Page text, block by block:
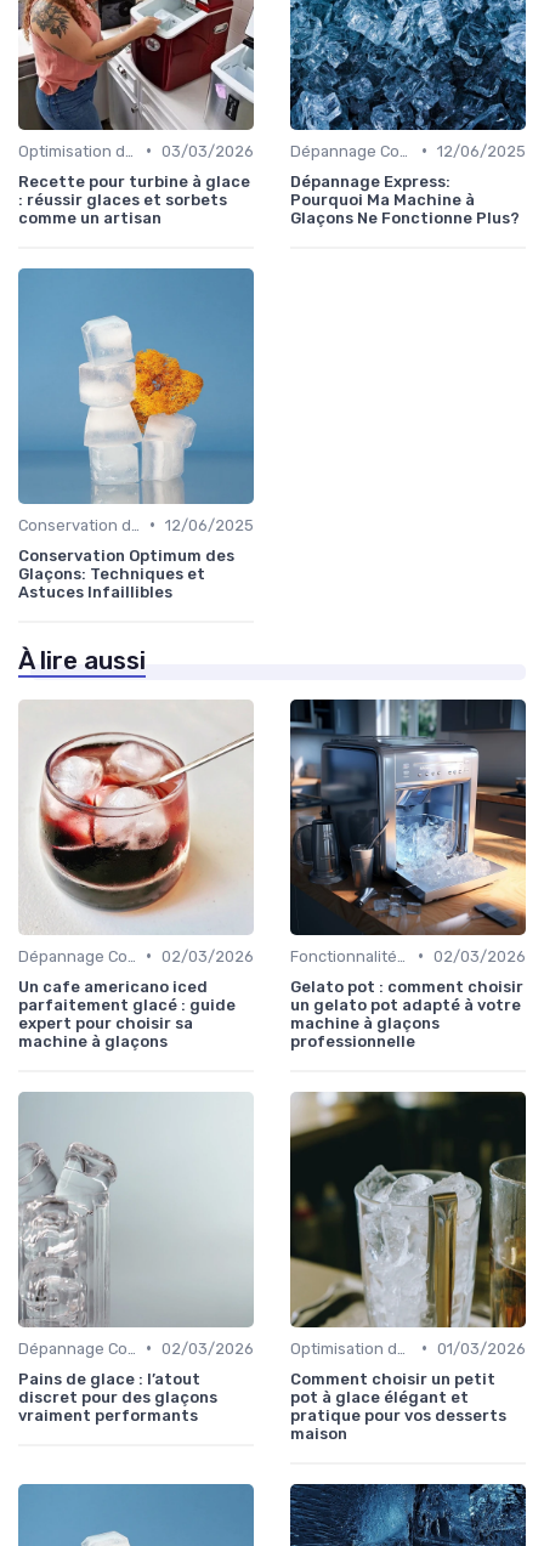
• 03/03/2026
Recette pour turbine à glace
: réussir glaces et sorbets
comme un artisan
• 12/06/2025
Dépannage Express:
Pourquoi Ma Machine à
Glaçons Ne Fonctionne Plus?
• 12/06/2025
Conservation Optimum des
Glaçons: Techniques et
Astuces Infaillibles
À lire aussi
• 02/03/2026
Un cafe americano iced
parfaitement glacé : guide
expert pour choisir sa
machine à glaçons
• 02/03/2026
Gelato pot : comment choisir
un gelato pot adapté à votre
machine à glaçons
professionnelle
• 02/03/2026
Pains de glace : l’atout
discret pour des glaçons
vraiment performants
• 01/03/2026
Comment choisir un petit
pot à glace élégant et
pratique pour vos desserts
maison